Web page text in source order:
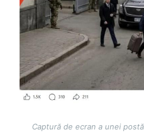
Captură de ecran a unei